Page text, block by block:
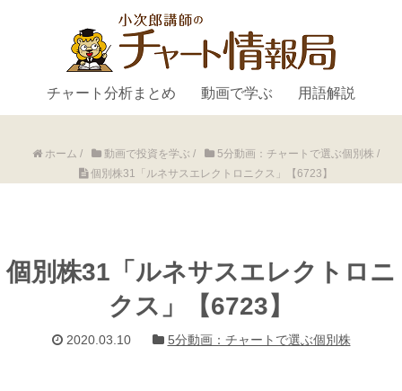
チャート分析まとめ 動画で学ぶ 用語解説
ホーム / 動画で投資を学ぶ / 5分動画：チャートで選ぶ個別株 /
個別株31「ルネサスエレクトロニクス」【6723】
個別株31「ルネサスエレクトロニ
クス」【6723】
2020.03.10 5分動画：チャートで選ぶ個別株